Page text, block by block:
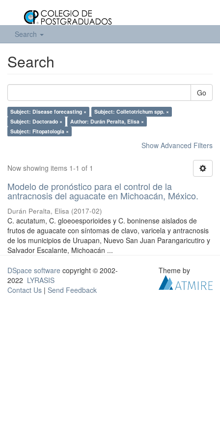
Search
Search
Go
Subject: Disease forecasting ×
Subject: Colletotrichum spp. ×
Subject: Doctorado ×
Author: Durán Peralta, Elisa ×
Subject: Fitopatología ×
Show Advanced Filters
Now showing items 1-1 of 1
Modelo de pronóstico para el control de la
antracnosis del aguacate en Michoacán, México.
Durán Peralta, Elisa (2017-02)
C. acutatum, C. gloeoesporioides y C. boninense aislados de
frutos de aguacate con síntomas de clavo, varicela y antracnosis
de los municipios de Uruapan, Nuevo San Juan Parangaricutiro y
Salvador Escalante, Michoacán ...
DSpace software copyright © 2002-
2022 LYRASIS
Contact Us | Send Feedback
Theme by